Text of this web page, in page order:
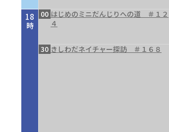
18
時
00 はじめのミニだんじりへの道 ＃１２
４
30 きしわだネイチャー探訪 ＃１６８